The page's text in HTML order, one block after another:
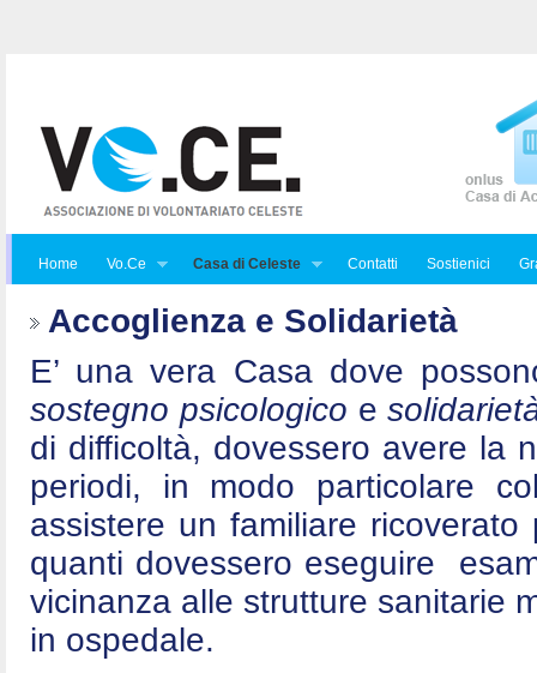
Home Vo.Ce Casa di Celeste Contatti Sostienici
Accoglienza e Solidarietà
E’ una vera Casa dove
sostegno psicologico e
di difficoltà, dovessero avere la
periodi, in modo particolare
assistere un familiare
quanti dovessero eseguire
vicinanza alle strutture sanitarie
in ospedale.